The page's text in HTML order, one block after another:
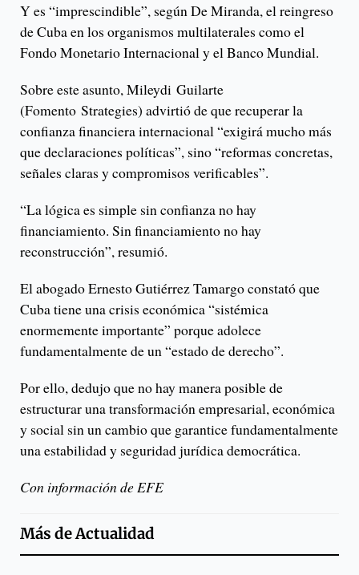
Y es “imprescindible”, según De Miranda, el reingreso
de Cuba en los organismos multilaterales como el
Fondo Monetario Internacional y el Banco Mundial.
Sobre este asunto, Mileydi Guilarte
(Fomento Strategies) advirtió de que recuperar la
confianza financiera internacional “exigirá mucho más
que declaraciones políticas”, sino “reformas concretas,
señales claras y compromisos verificables”.
“La lógica es simple sin confianza no hay
financiamiento. Sin financiamiento no hay
reconstrucción”, resumió.
El abogado Ernesto Gutiérrez Tamargo constató que
Cuba tiene una crisis económica “sistémica
enormemente importante” porque adolece
fundamentalmente de un “estado de derecho”.
Por ello, dedujo que no hay manera posible de
estructurar una transformación empresarial, económica
y social sin un cambio que garantice fundamentalmente
una estabilidad y seguridad jurídica democrática.
Con información de EFE
Más deActualidad